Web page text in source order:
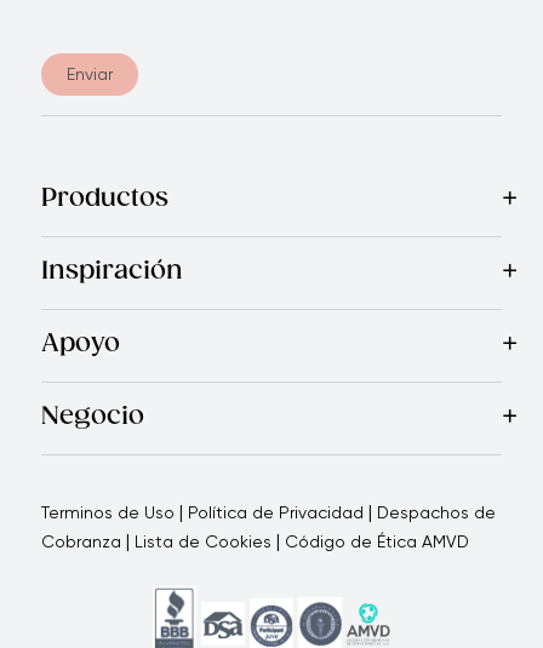
Enviar
Productos
Mas VendidosCocinaCuchillosVajillasElectrodomésticos
Inspiración
RecetasBlogRoyal TVRevista Royal PrestigePrograma
Apoyo
ContáctanosQuienes SomosGarantía Royal Prestige
Negocio
Por qué elegirnosCómo te apoyamosBlogs -
Terminos de Uso | Política de Privacidad | Despachos de
Cobranza | Lista de Cookies | Código de Ética AMVD